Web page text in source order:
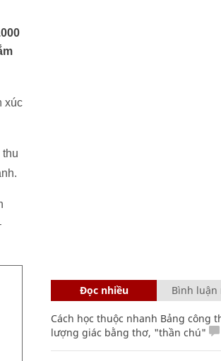
xúc
thu
Đọc nhiều Bình luận
Cách học thuộc nhanh Bảng công
lượng giác bằng thơ, "thần chú"